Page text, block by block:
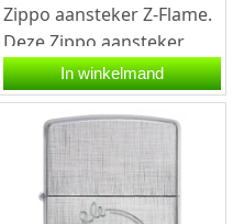
Zippo aansteker Z-Flame.
Deze Zippo aansteker
heeft een geborsteld
zilveren afwerking en aan
In winkelmand